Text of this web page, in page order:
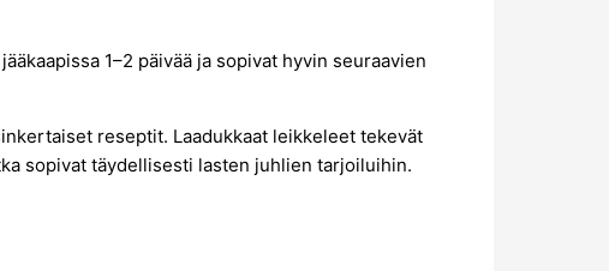
1–2 päivää ja sopivat hyvin seuraavien
reseptit. Laadukkaat leikkeleet tekevät
sopivat täydellisesti lasten juhlien tarjoiluihin.